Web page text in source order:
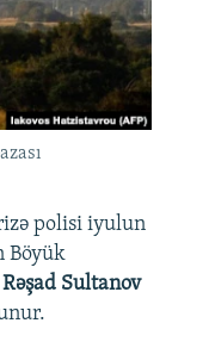
polisi iyulun
Böyük
Rəşad Sultanov